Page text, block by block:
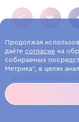
© 2016 — 2026, Beauty
Политика
Продолжая
даёте согласие на
собираемых
Метрика", в целях